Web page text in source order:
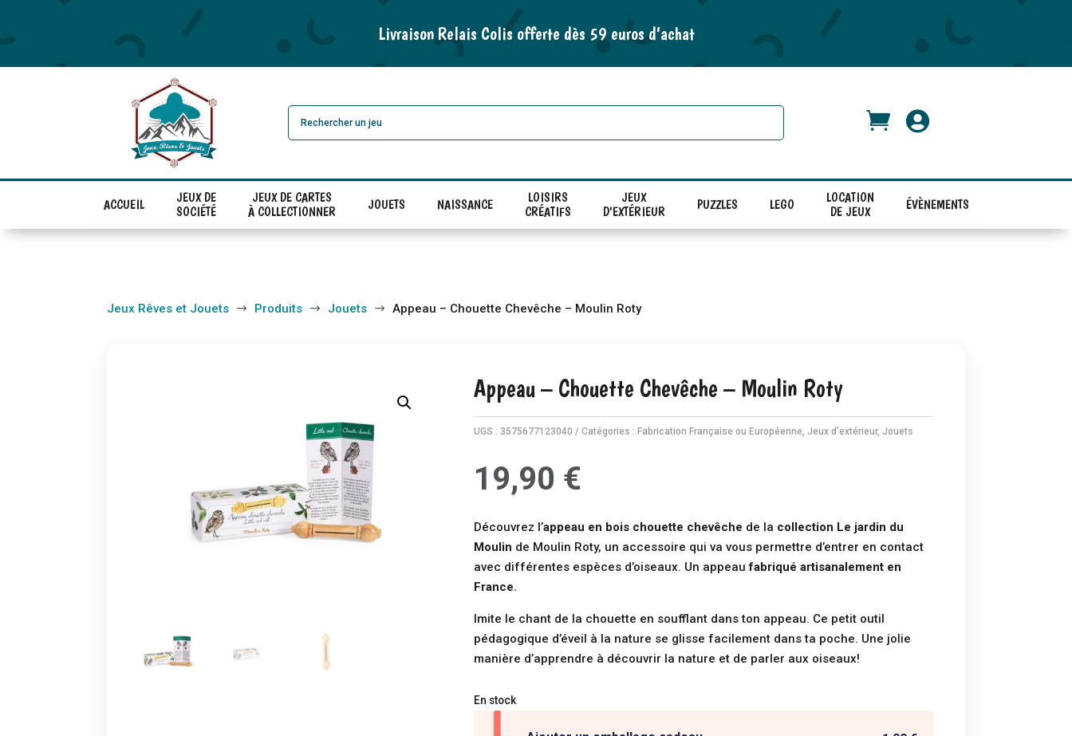
Livraison Relais Colis offerte dès 59 euros d’achat
 
ACCUEIL
JEUX DE
SOCIÉTÉ
JEUX DE CARTES
À COLLECTIONNER
JOUETS NAISSANCE
LOISIRS
CRÉATIFS
JEUX
D'EXTÉRIEUR
PUZZLES LEGO
LOCATION
DE JEUX
ÉVÈNEMENTS
Jeux Rêves et Jouets $ Produits $ Jouets $ Appeau – Chouette Chevêche – Moulin Roty
Appeau – Chouette Chevêche – Moulin Roty
UGS : 3575677123040 Catégories : Fabrication Française ou Européenne, Jeux d'extérieur, Jouets
19,90 €
Découvrez l’appeau en bois chouette chevêche de la collection Le jardin du
Moulin de Moulin Roty, un accessoire qui va vous permettre d’entrer en contact
avec différentes espèces d’oiseaux. Un appeau fabriqué artisanalement en
France.
Imite le chant de la chouette en soufflant dans ton appeau. Ce petit outil
pédagogique d’éveil à la nature se glisse facilement dans ta poche. Une jolie
manière d’apprendre à découvrir la nature et de parler aux oiseaux!
En stock